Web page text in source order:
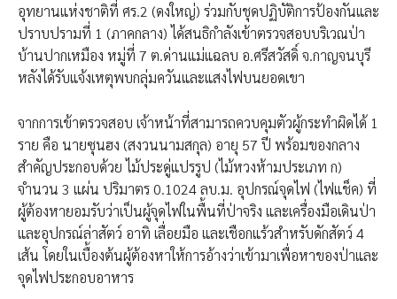
อุทยานแห่งชาติที่ ศร.2 (ดงใหญ่) ร่วมกับชุดปฏิบัติการป้องกันและ
ปราบปรามที่ 1 (ภาคกลาง) ได้สนธิกำลังเข้าตรวจสอบบริเวณป่า
บ้านปากเหมือง หมู่ที่ 7 ต.ด่านแม่แฉลบ อ.ศรีสวัสดิ์ จ.กาญจนบุรี
หลังได้รับแจ้งเหตุพบกลุ่มควันและแสงไฟบนยอดเขา
จากการเข้าตรวจสอบ เจ้าหน้าที่สามารถควบคุมตัวผู้กระทำผิดได้ 1
ราย คือ นายซุนฮง (สงวนนามสกุล) อายุ 57 ปี พร้อมของกลาง
สำคัญประกอบด้วย ไม้ประดู่แปรรูป (ไม้หวงห้ามประเภท ก)
จำนวน 3 แผ่น ปริมาตร 0.1024 ลบ.ม. อุปกรณ์จุดไฟ (ไฟแช็ค) ที่
ผู้ต้องหายอมรับว่าเป็นผู้จุดไฟในพื้นที่ป่าจริง และเครื่องมือเดินป่า
และอุปกรณ์ล่าสัตว์ อาทิ เลื่อยมือ และเชือกแร้วสำหรับดักสัตว์ 4
เส้น โดยในเบื้องต้นผู้ต้องหาให้การอ้างว่าเข้ามาเพื่อหาของป่าและ
จุดไฟประกอบอาหาร